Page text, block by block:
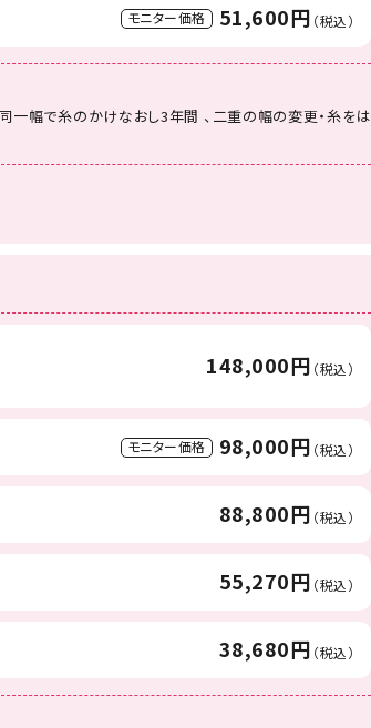
モニター価格 51,600円 （税込）
一幅で糸のかけなおし3年間 、二重の幅の変更・糸をは
148,000円 （税込）
モニター価格 98,000円 （税込）
88,800円 （税込）
55,270円 （税込）
38,680円 （税込）